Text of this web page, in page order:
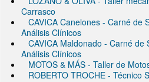
Carrasco
CAVICA Canelones - Carné de
Análisis Clínicos
CAVICA Maldonado - Carné de
Análisis Clínicos
MOTOS & MÁS - Taller de
ROBERTO TROCHE - Técnico